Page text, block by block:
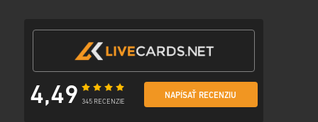
4,49 345 RECENZIE
NAPÍSAŤ RECENZIU